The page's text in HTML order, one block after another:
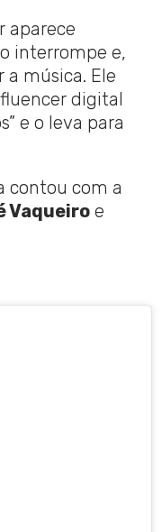
aparece
interrompe e,
a música. Ele
digital
e o leva para
contou com a
Vaqueiro e